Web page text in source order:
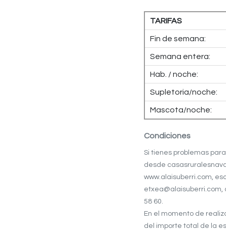
TARIFAS
Fin de semana:
Semana entera:
Hab. / noche:
Supletoria/noche:
Mascota/noche:
Condiciones
Si tienes problemas
desde
www.alaisuberri.com,
etxea@alaisuberri.com,
58 60.
En el momento de
del importe total de la